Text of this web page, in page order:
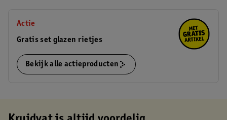
Actie
Gratis set glazen rietjes
Bekijk alle actieproducten